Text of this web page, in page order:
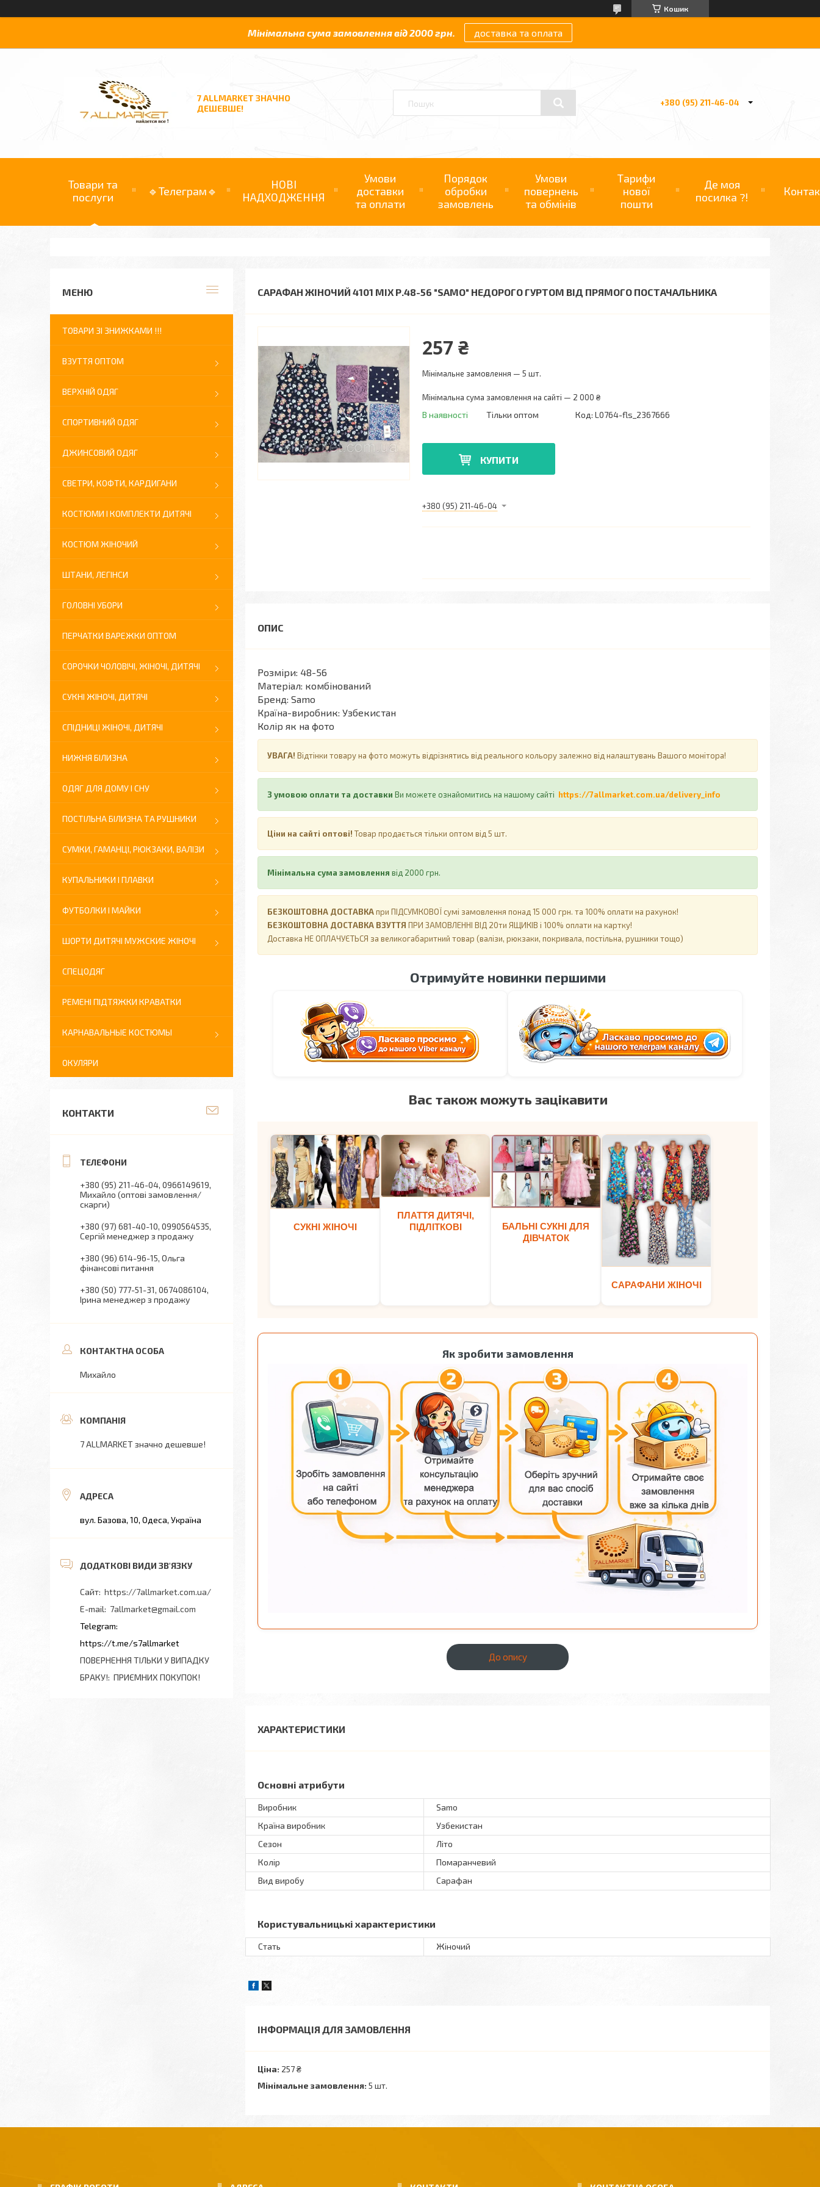
Кошик
Мінімальна сума замовлення від 2000 грн. доставка та оплата
7 ALLMARKET ЗНАЧНО
ДЕШЕВШЕ!
+380 (95) 211-46-04
Товари та
послуги
🔹Телеграм🔹
НОВІ
НАДХОДЖЕННЯ
Умови
доставки
та оплати
Порядок
обробки
замовлень
Умови
повернень
та обмінів
Тарифи
нової
пошти
Де моя
посилка ?!
САРАФАН ЖІНОЧИЙ 4101 MIX Р.48-56 "SAMO" НЕДОРОГО ГУРТОМ ВІД ПРЯМОГО ПОСТАЧАЛЬНИКА
257 ₴
Мінімальне замовлення — 5 шт.
Мінімальна сума замовлення на сайті — 2 000 ₴
В наявності Тільки оптом Код: L0764-fls_2367666
КУПИТИ
+380 (95) 211-46-04
Розміри: 48-56
Матеріал: комбінований
Бренд: Samo
Країна-виробник: Узбекистан
Колір як на фото
УВАГА! Відтінки товару на фото можуть відрізнятись від реального кольору залежно від налаштувань Вашого монітора!
З умовою оплати та доставки Ви можете ознайомитись на нашому сайті https://7allmarket.com.ua/delivery_info
Ціни на сайті оптові! Товар продається тільки оптом від 5 шт.
Мінімальна сума замовлення від 2000 грн.
БЕЗКОШТОВНА ДОСТАВКАпри ПІДСУМКОВОЇ сумі замовлення понад 15 000 грн. та 100% оплати на рахунок!
БЕЗКОШТОВНА ДОСТАВКА ВЗУТТЯ ПРИ ЗАМОВЛЕННІ ВІД 20ти ЯЩИКІВ і 100% оплати на картку!
Доставка НЕ ​​ОПЛАЧУЄТЬСЯ за великогабаритний товар (валізи, рюкзаки, покривала, постільна, рушники тощо)
Отримуйте новинки першими
Вас також можуть зацікавити
СУКНІ ЖІНОЧІ
ПЛАТТЯ ДИТЯЧІ,
ПІДЛІТКОВІ
БАЛЬНІ СУКНІ ДЛЯ
ДІВЧАТОК
САРАФАНИ ЖІНОЧІ
Як зробити замовлення
До опису
ХАРАКТЕРИСТИКИ
Основні атрибути
Виробник
Samo
Країна виробник
Узбекистан
Сезон
Літо
Колір
Помаранчевий
Вид виробу
Сарафан
Користувальницькі характеристики
Стать Жіночий
ІНФОРМАЦІЯ ДЛЯ ЗАМОВЛЕННЯ
Ціна: 257 ₴
Мінімальне замовлення: 5 шт.
ТОВАРИ ЗІ ЗНИЖКАМИ !!!
ВЗУТТЯ ОПТОМ
ВЕРХНІЙ ОДЯГ
СПОРТИВНИЙ ОДЯГ
ДЖИНСОВИЙ ОДЯГ
СВЕТРИ, КОФТИ, КАРДИГАНИ
КОСТЮМИ І КОМПЛЕКТИ ДИТЯЧІ
КОСТЮМ ЖІНОЧИЙ
ШТАНИ, ЛЕГІНСИ
ГОЛОВНІ УБОРИ
ПЕРЧАТКИ ВАРЕЖКИ ОПТОМ
СОРОЧКИ ЧОЛОВІЧІ, ЖІНОЧІ, ДИТЯЧІ
СУКНІ ЖІНОЧІ, ДИТЯЧІ
СПІДНИЦІ ЖІНОЧІ, ДИТЯЧІ
НИЖНЯ БІЛИЗНА
ОДЯГ ДЛЯ ДОМУ І СНУ
ПОСТІЛЬНА БІЛИЗНА ТА РУШНИКИ
СУМКИ, ГАМАНЦІ, РЮКЗАКИ, ВАЛІЗИ
КУПАЛЬНИКИ І ПЛАВКИ
ФУТБОЛКИ І МАЙКИ
ШОРТИ ДИТЯЧІ МУЖСКИЕ ЖІНОЧІ
СПЕЦОДЯГ
РЕМЕНІ ПІДТЯЖКИ КРАВАТКИ
КАРНАВАЛЬНЫЕ КОСТЮМЫ
ОКУЛЯРИ
КОНТАКТИ
+380 (95) 211-46-04 0966149619
Михайло (оптові замовлення/
скарги)
+380 (97) 681-40-10 0990564535
Сергій менеджер з продажу
+380 (96) 614-96-15 Ольга
фінансові питання
+380 (50) 777-51-31 0674086104
Ірина менеджер з продажу
Михайло
7 ALLMARKET значно дешевше!
вул. Базова, 10, Одеса, Україна
https://7allmarket.com.ua/
7allmarket@gmail.com
https://t.me/s7allmarket
ПОВЕРНЕННЯ ТІЛЬКИ У ВИПАДКУ
БРАКУ! ПРИЄМНИХ ПОКУПОК!